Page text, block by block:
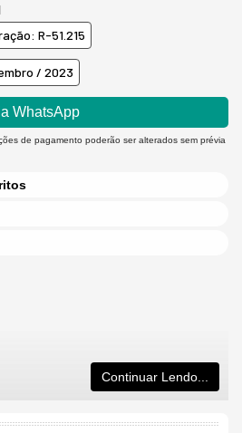
R-51.215
/ 2023
WhatsApp
de pagamento poderão ser alterados sem prévia
Continuar Lendo...